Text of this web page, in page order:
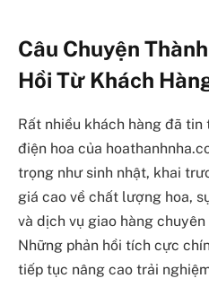
Câu Chuyện
Hồi Từ Khách
Rất nhiều khách hàng đã
điện hoa của
trọng như sinh nhật, khai
giá cao về chất lượng hoa,
và dịch vụ giao hàng
Những phản hồi tích cực
tiếp tục nâng cao trải